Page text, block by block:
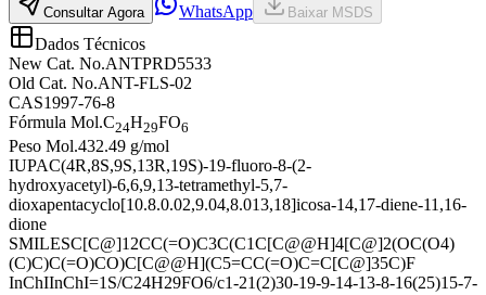
Consultar Agora WhatsApp Baixar MSDS
Dados Técnicos
New Cat. No.ANTPRD5533
Old Cat. No.ANT-FLS-02
CAS1997-76-8
Fórmula Mol.C24H29FO6
Peso Mol.432.49 g/mol
IUPAC(4R,8S,9S,13R,19S)-19-fluoro-8-(2-
hydroxyacetyl)-6,6,9,13-tetramethyl-5,7-
dioxapentacyclo[10.8.0.02,9.04,8.013,18]icosa-14,17-diene-11,16-
dione
SMILESC[C@]12CC(=O)C3C(C1C[C@@H]4[C@]2(OC(O4)
(C)C)C(=O)CO)C[C@@H](C5=CC(=O)C=C[C@]35C)F
InChIInChI=1S/C24H29FO6/c1-21(2)30-19-9-14-13-8-16(25)15-7-